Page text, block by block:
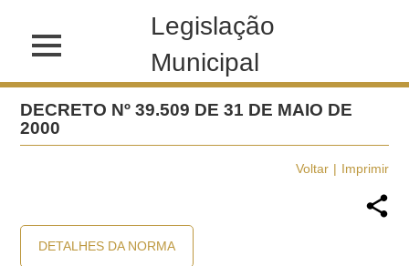
Legislação
Municipal
DECRETO Nº 39.509 DE 31 DE MAIO DE
2000
Voltar Imprimir
DETALHES DA NORMA